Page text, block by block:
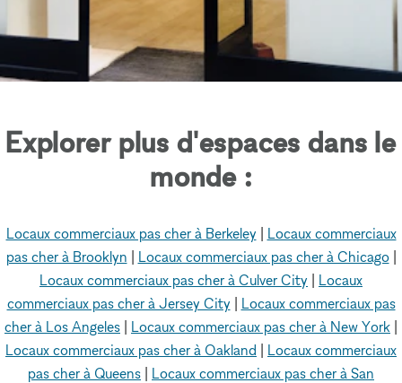
Explorer plus d'espaces dans le
monde :
Locaux commerciaux pas cher à Berkeley
Locaux commerciaux
pas cher à Brooklyn
Locaux commerciaux pas cher à Chicago|
Locaux commerciaux pas cher à Culver City
Locaux
commerciaux pas cher à Jersey City
Locaux commerciaux pas
cher à Los Angeles
Locaux commerciaux pas cher à New York
Locaux commerciaux pas cher à Oakland
Locaux commerciaux
pas cher à Queens
Locaux commerciaux pas cher à San